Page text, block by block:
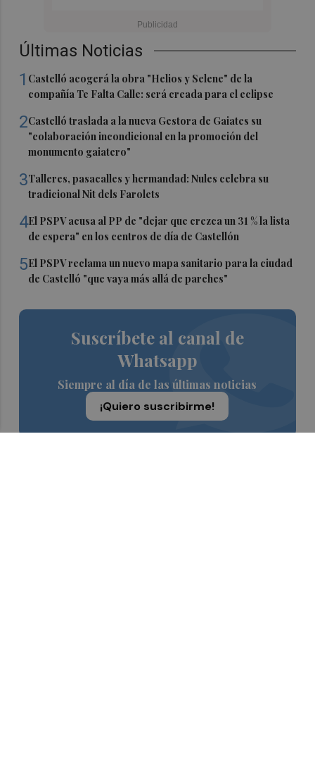
Últimas Noticias
1 Castelló acogerá la obra "Helios y Selene" de la
compañía Te Falta Calle: será creada para el eclipse
2Castelló traslada a la nueva Gestora de Gaiates su
"colaboración incondicional en la promoción del
monumento gaiatero"
3Talleres, pasacalles y hermandad: Nules celebra su
tradicional Nit dels Farolets
4El PSPV acusa al PP de "dejar que crezca un 31 % la lista
de espera" en los centros de día de Castellón
5El PSPV reclama un nuevo mapa sanitario para la ciudad
de Castelló "que vaya más allá de parches"
Suscríbete al canal de
Whatsapp
Siempre al día de las últimas noticias
¡Quiero suscribirme!